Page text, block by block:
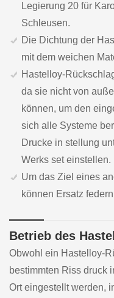
Legierung 20 für
Schleusen.
Die Dichtung der
mit dem weichen
Hastelloy-
da sie nicht von
können, um den
sich alle Systeme
Drucke in stellung
Werks set einstellen.
Um das Ziel eines
können Ersatz
Betrieb des
Obwohl ein Hastelloy-
bestimmten Riss druck
Ort eingestellt werden,